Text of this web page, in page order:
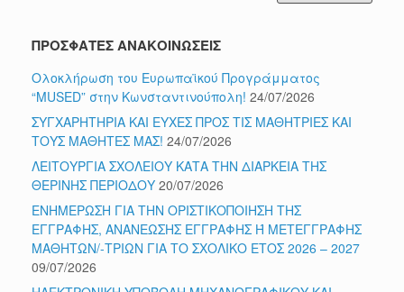
ΠΡΟΣΦΑΤΕΣ ΑΝΑΚΟΙΝΩΣΕΙΣ
Ολοκλήρωση του Ευρωπαϊκού Προγράμματος
“MUSED” στην Κωνσταντινούπολη! 24/07/2026
ΣΥΓΧΑΡΗΤΗΡΙΑ ΚΑΙ ΕΥΧΕΣ ΠΡΟΣ ΤΙΣ ΜΑΘΗΤΡΙΕΣ ΚΑΙ
ΤΟΥΣ ΜΑΘΗΤΕΣ ΜΑΣ! 24/07/2026
ΛΕΙΤΟΥΡΓΙΑ ΣΧΟΛΕΙΟΥ ΚΑΤΑ ΤΗΝ ΔΙΑΡΚΕΙΑ ΤΗΣ
ΘΕΡΙΝΗΣ ΠΕΡΙΟΔΟΥ 20/07/2026
ΕΝΗΜΕΡΩΣΗ ΓΙΑ ΤΗΝ ΟΡΙΣΤΙΚΟΠΟΙΗΣΗ ΤΗΣ
ΕΓΓΡΑΦΗΣ, ΑΝΑΝΕΩΣΗΣ ΕΓΓΡΑΦΗΣ Ή ΜΕΤΕΓΓΡΑΦΗΣ
ΜΑΘΗΤΩΝ/-ΤΡΙΩΝ ΓΙΑ ΤΟ ΣΧΟΛΙΚΟ ΕΤΟΣ 2026 – 2027
09/07/2026